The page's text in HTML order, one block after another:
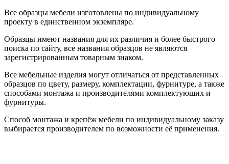
Все образцы мебели изготовлены по индивидуальному
проекту в единственном экземпляре.
Образцы имеют названия для их различия и более быстрого
поиска по сайту, все названия образцов не являются
зарегистрированным товарным знаком.
Все мебельные изделия могут отличаться от представленных
образцов по цвету, размеру, комплектации, фурнитуре, а также
способами монтажа и производителями комплектующих и
фурнитуры.
Способ монтажа и крепёж мебели по индивидуальному заказу
выбирается производителем по возможности её применения.